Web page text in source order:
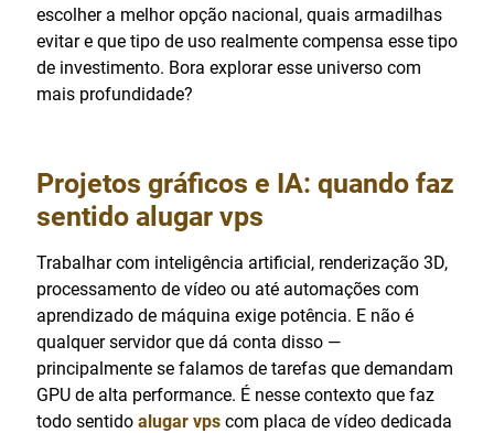
escolher a melhor opção nacional, quais armadilhas
evitar e que tipo de uso realmente compensa esse tipo
de investimento. Bora explorar esse universo com
mais profundidade?
Projetos gráficos e IA: quando faz
sentido alugar vps
Trabalhar com inteligência artificial, renderização 3D,
processamento de vídeo ou até automações com
aprendizado de máquina exige potência. E não é
qualquer servidor que dá conta disso —
principalmente se falamos de tarefas que demandam
GPU de alta performance. É nesse contexto que faz
todo sentido alugar vps com placa de vídeo dedicada